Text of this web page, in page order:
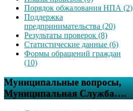
Порядок обжалования НПА (2)
Поддержка
предпринимательства (20)
Результаты проверок (8)
Статистические данные (6)
Формы обращений граждан
(10)
Муниципальные вопросы,
Муниципальная Служба….